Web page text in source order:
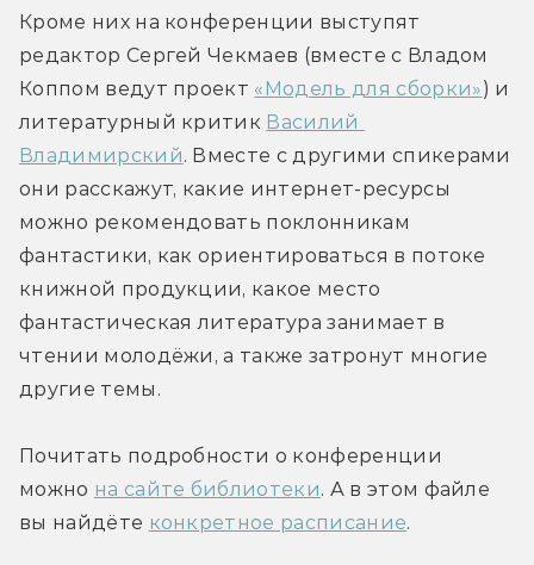
Кроме них на конференции выступят
редактор Сергей Чекмаев (вместе с Владом
Коппом ведут проект «Модель для сборки») и
литературный критик Василий
Владимирский. Вместе с другими спикерами
они расскажут, какие интернет-ресурсы
можно рекомендовать поклонникам
фантастики, как ориентироваться в потоке
книжной продукции, какое место
фантастическая литература занимает в
чтении молодёжи, а также затронут многие
другие темы.
Почитать подробности о конференции
можно на сайте библиотеки. А в этом файле
вы найдёте конкретное расписание.